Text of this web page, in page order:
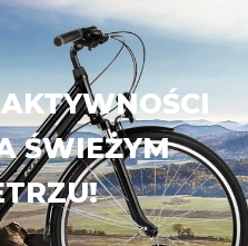
ŚWIEŻYM